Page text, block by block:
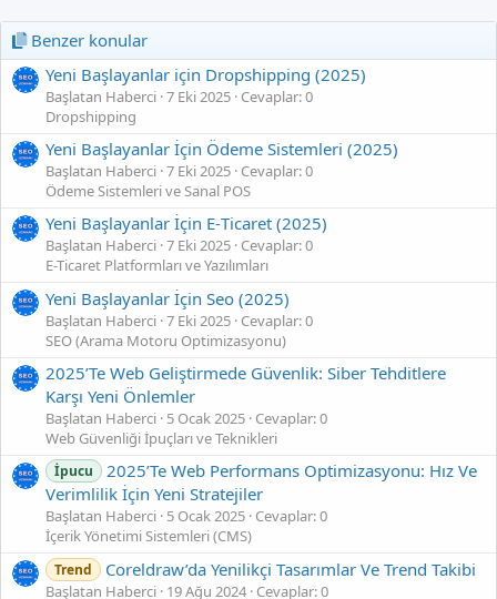
Benzer konular
Yeni Başlayanlar için Dropshipping (2025)
Başlatan Haberci 7 Eki 2025 Cevaplar: 0
Dropshipping
Yeni Başlayanlar İçin Ödeme Sistemleri (2025)
Başlatan Haberci 7 Eki 2025 Cevaplar: 0
Ödeme Sistemleri ve Sanal POS
Yeni Başlayanlar İçin E‑Ticaret (2025)
Başlatan Haberci 7 Eki 2025 Cevaplar: 0
E-Ticaret Platformları ve Yazılımları
Yeni Başlayanlar İçin Seo (2025)
Başlatan Haberci 7 Eki 2025 Cevaplar: 0
SEO (Arama Motoru Optimizasyonu)
2025’Te Web Geliştirmede Güvenlik: Siber Tehditlere
Karşı Yeni Önlemler
Başlatan Haberci 5 Ocak 2025 Cevaplar: 0
Web Güvenliği İpuçları ve Teknikleri
İpucu
2025’Te Web Performans Optimizasyonu: Hız Ve
Verimlilik İçin Yeni Stratejiler
Başlatan Haberci 5 Ocak 2025 Cevaplar: 0
İçerik Yönetimi Sistemleri (CMS)
Trend Coreldraw’da Yenilikçi Tasarımlar Ve Trend Takibi
Başlatan Haberci 19 Ağu 2024 Cevaplar: 0